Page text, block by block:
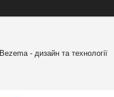
Bezema - дизайн та технології